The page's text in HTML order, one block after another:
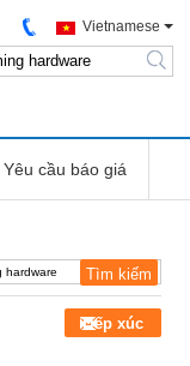
Vietnamese
search
Yêu cầu báo giá
Tiếp xúc